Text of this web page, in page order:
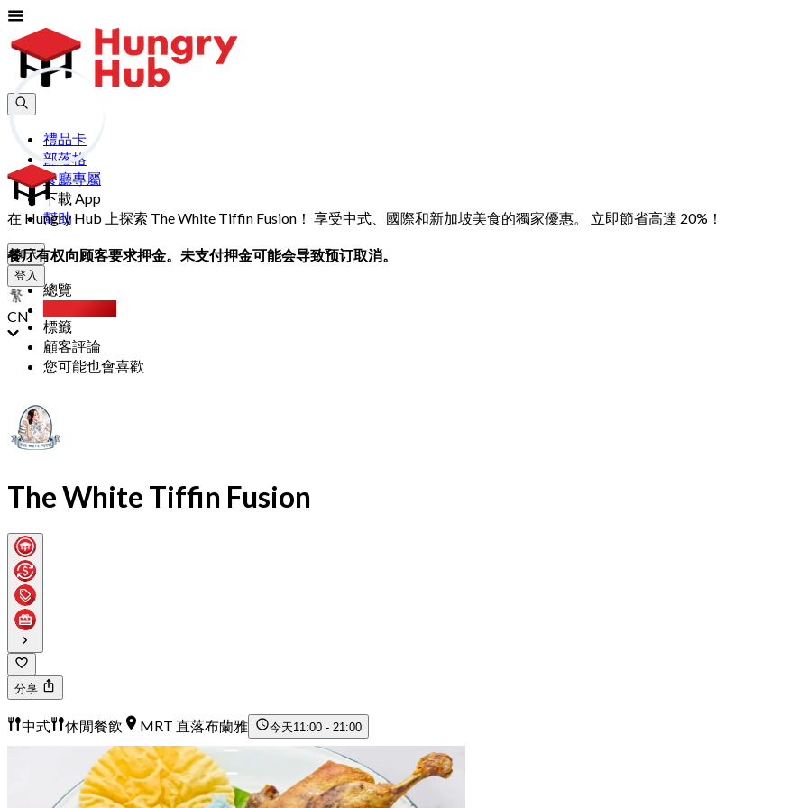
禮品卡
部落格
餐廳專屬
下載 App
幫助
加入
登入
CN
在 Hungry Hub 上探索 The White Tiffin Fusion！ 享受中式、國際和新加坡美食的獨家優惠。 立即節省高達 20%！
餐厅有权向顾客要求押金。未支付押金可能会导致预订取消。
總覽
標籤
顧客評論
您可能也會喜歡
The White Tiffin Fusion
分享
中式 休閒餐飲 MRT 直落布蘭雅 今天11:00 - 21:00